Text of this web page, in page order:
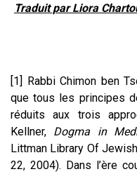
Traduit par Liora
[1] Rabbi Chimon ben
que tous les principes
réduits aux trois
Kellner, Dogma in
Littman Library Of
22, 2004). Dans l’ère